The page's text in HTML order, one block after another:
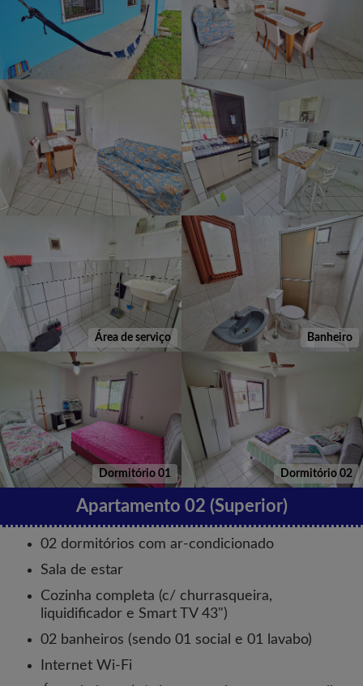
Área de serviço Banheiro
Dormitório 01 Dormitório 02
Apartamento 02 (Superior)
02 dormitórios com ar-condicionado
Sala de estar
Cozinha completa (c/ churrasqueira,
liquidificador e Smart TV 43")
02 banheiros (sendo 01 social e 01 lavabo)
Internet Wi-Fi